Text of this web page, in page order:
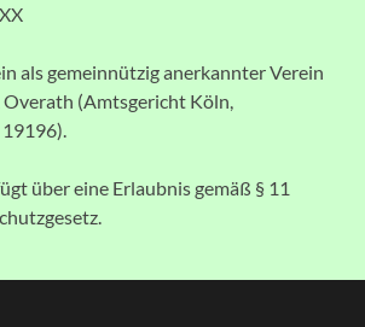
als gemeinnützig anerkannter Verein
(Amtsgericht Köln,
über eine Erlaubnis gemäß § 11